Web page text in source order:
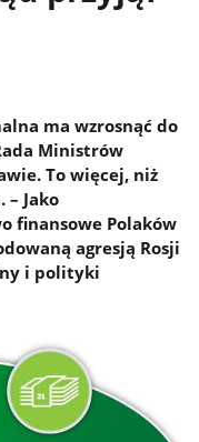
ma wzrosnąć do
Ministrów
To więcej, niż
– Jako
finansowe Polaków
agresją Rosji
i polityki